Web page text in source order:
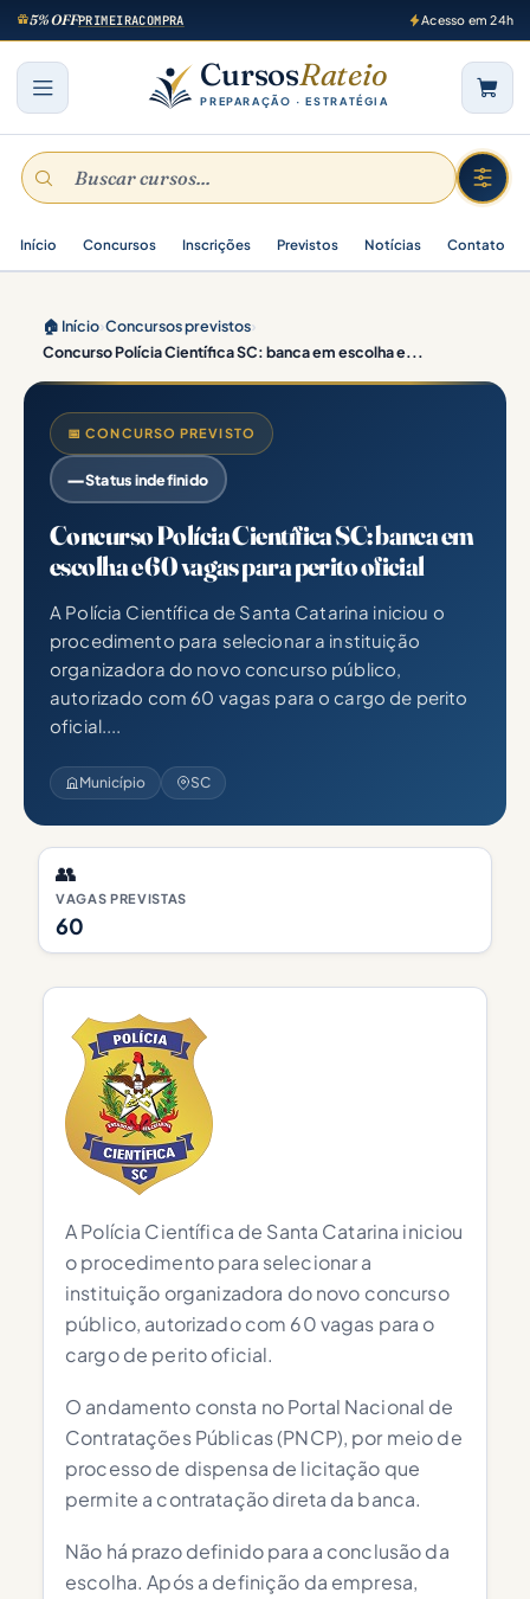
5% OFFPRIMEIRACOMPRA Acesso em 24h
CursosRateio
PREPARAÇÃO · ESTRATÉGIA
Início Concursos Inscrições Previstos Notícias Contato
🏠 Início›Concursos previstos›
Concurso Polícia Científica SC: banca em escolha e...
📅 CONCURSO PREVISTO
—Status indefinido
Concurso Polícia Científica SC: banca em
escolha e 60 vagas para perito oficial
A Polícia Científica de Santa Catarina iniciou o
procedimento para selecionar a instituição
organizadora do novo concurso público,
autorizado com 60 vagas para o cargo de perito
oficial....
Município SC
👥
VAGAS PREVISTAS
60
A Polícia Científica de Santa Catarina iniciou
o procedimento para selecionar a
instituição organizadora do novo concurso
público, autorizado com 60 vagas para o
cargo de perito oficial.
O andamento consta no Portal Nacional de
Contratações Públicas (PNCP), por meio de
processo de dispensa de licitação que
permite a contratação direta da banca.
Não há prazo definido para a conclusão da
escolha. Após a definição da empresa,